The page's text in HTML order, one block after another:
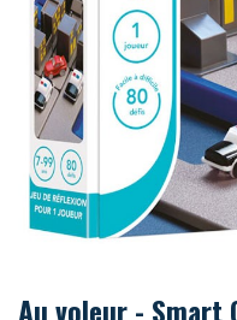
Au voleur - Smart